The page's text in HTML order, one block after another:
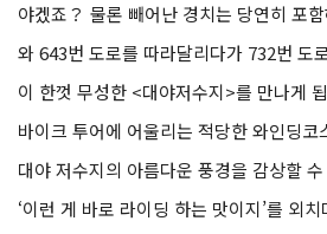
야겠죠？ 물론 빼어난 경치는 당연히 포
와 643번 도로를 따라달리다가 732번 도
이 한껏 무성한 <대야저수지>를 만나게
바이크 투어에 어울리는 적당한 와인딩코
대야 저수지의 아름다운 풍경을 감상할
‘이런 게 바로 라이딩 하는 맛이지’를 외